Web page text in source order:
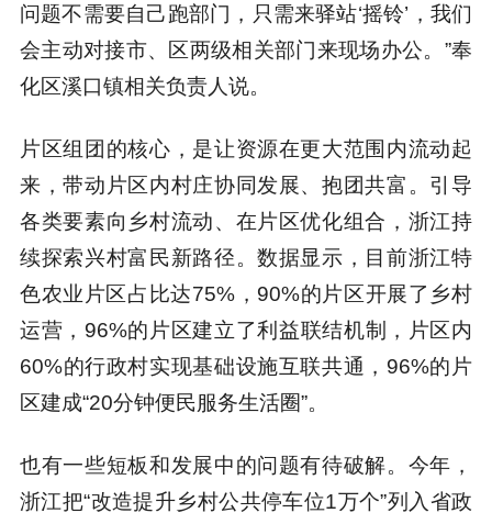
问题不需要自己跑部门，只需来驿站‘摇铃’，我们
会主动对接市、区两级相关部门来现场办公。”奉
化区溪口镇相关负责人说。
片区组团的核心，是让资源在更大范围内流动起
来，带动片区内村庄协同发展、抱团共富。引导
各类要素向乡村流动、在片区优化组合，浙江持
续探索兴村富民新路径。数据显示，目前浙江特
色农业片区占比达75%，90%的片区开展了乡村
运营，96%的片区建立了利益联结机制，片区内
60%的行政村实现基础设施互联共通，96%的片
区建成“20分钟便民服务生活圈”。
也有一些短板和发展中的问题有待破解。今年，
浙江把“改造提升乡村公共停车位1万个”列入省政